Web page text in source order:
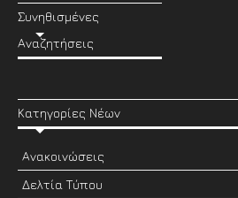
Συνηθισμένες
Αναζητήσεις
Κατηγορίες Νέων
Ανακοινώσεις
Δελτία Τύπου